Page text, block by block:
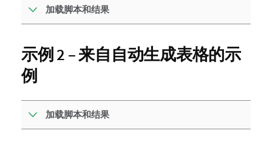
加载脚本和结果
示例 2 – 来自自动生成表格的示
例
加载脚本和结果